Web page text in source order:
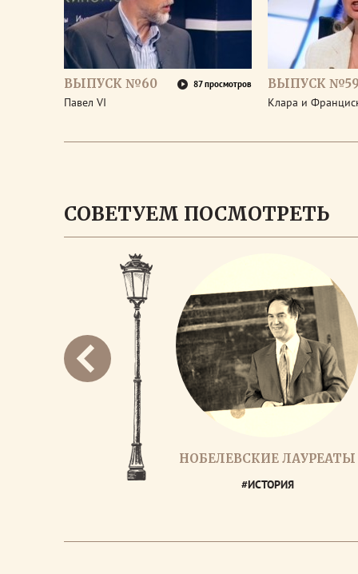
ВЫПУСК №60 87 просмотров
Павел VI
ВЫПУСК
Клара и
СОВЕТУЕМ ПОСМОТРЕТЬ
НОБЕЛЕВСКИЕ ЛАУРЕАТЫ
#ИСТОРИЯ